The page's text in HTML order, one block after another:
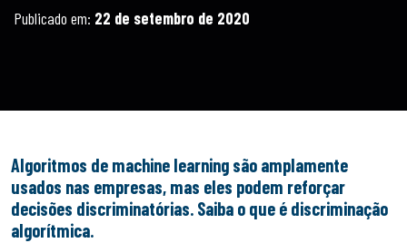
Publicado em: 22 de setembro de 2020
Algoritmos de machine learning são amplamente
usados nas empresas, mas eles podem reforçar
decisões discriminatórias. Saiba o que é discriminação
algorítmica.